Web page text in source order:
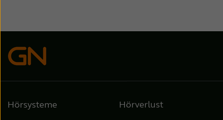
Hörsysteme Hörverlust